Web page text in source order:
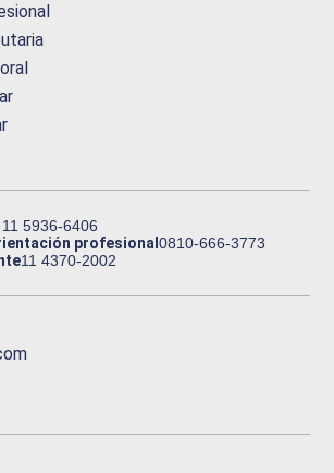
5936-6406
profesional0810-666-3773
11 4370-2002